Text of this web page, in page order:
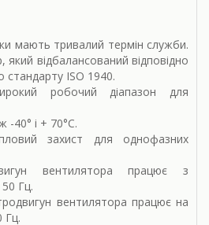
мають тривалий термін служби.
який відбалансований відповідно
стандарту ISO 1940.
робочий діапазон для
-40° і + 70°С.
захист для однофазних
вентилятора працює з
Гц.
вентилятора працює на
Гц.